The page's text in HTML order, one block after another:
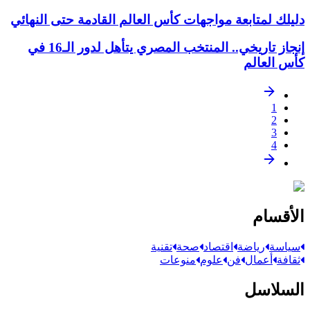
دليلك لمتابعة مواجهات كأس العالم القادمة حتى النهائي
إنجاز تاريخي.. المنتخب المصري يتأهل لدور الـ16 في
كأس العالم
1
2
3
4
الأقسام
سياسة رياضة اقتصاد صحة تقنية
ثقافة أعمال فن علوم منوعات
السلاسل